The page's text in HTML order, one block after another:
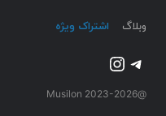
وبلاگ اشتراک ویژه
تلگراماینستاگرم
@2023-2026 Musilon
Without You)